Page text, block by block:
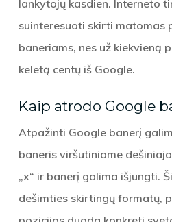
lankytojų kasdien. Interneto
suinteresuoti skirti matomas
baneriams, nes už kiekvieną
keletą centų iš Google.
Kaip atrodo Google
Atpažinti Google banerį
baneris viršutiniame
„x“ ir banerį galima išjungti.
dešimties skirtingų formatų,